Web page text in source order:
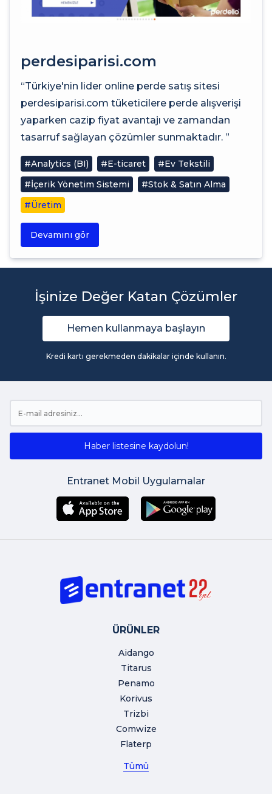
perdesiparisi.com
“Türkiye'nin lider online perde satış sitesi
perdesiparisi.com tüketicilere perde alışverişi
yaparken cazip fiyat avantajı ve zamandan
tasarruf sağlayan çözümler sunmaktadır. ”
#Analytics (BI) #E-ticaret
#Ev Tekstili
#İçerik Yönetim Sistemi
#Stok & Satın Alma
#Üretim
Devamını gör
İşinize Değer Katan Çözümler
Hemen kullanmaya başlayın
Kredi kartı gerekmeden dakikalar içinde kullanın.
Haber listesine kaydolun!
Entranet Mobil Uygulamalar
ÜRÜNLER
Aidango
Titarus
Penamo
Korivus
Trizbi
Comwize
Flaterp
Tümü